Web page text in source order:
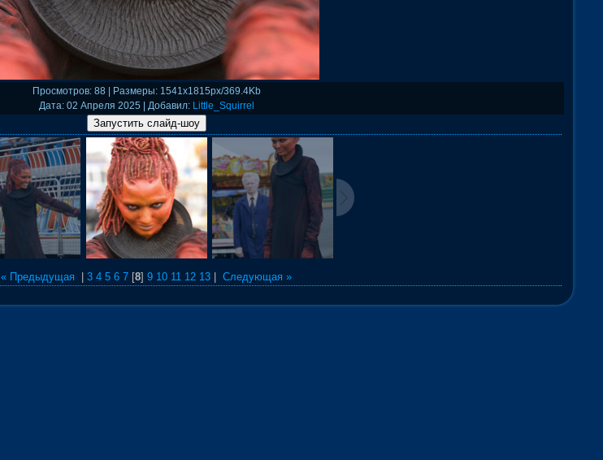
Просмотров: 88 | Размеры: 1541x1815px/369.4Kb
Дата: 02 Апреля 2025 | Добавил: Little_Squirrel
« Предыдущая 3 4 5 6 7 [8] 9 10 11 12 13 Следующая »